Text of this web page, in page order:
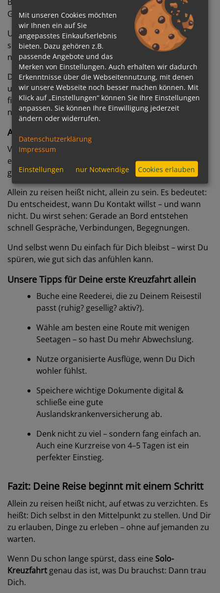
Genießt die Stille.
Und abends? Du gehst essen, siehst eine Show,
schaust Sterne. Oder Du tanzt – mit jemandem, mit
niemandem. Hauptsache: mit Dir.
Diese Art zu reisen verändert etwas in Dir. Du wirst
unabhängiger. Sicherer. Neugieriger. Und vielleicht
findest Du nicht nur neue Orte – sondern auch ein
neues Stück von Dir selbst.
Allein ist nicht gleich einsam
Viele Menschen sorgen sich, sich
einsam zu fühlen. Doch die Erfahrung zeigt: Es ist oft
genau umgekehrt.
Allein zu reisen heißt nicht, allein zu sein. Es bedeutet:
Du entscheidest, wann Du Kontakt willst – und wann
nicht. Du wirst sehen: Gerade an Bord entstehen
schnell Gespräche, Verbindungen, Begegnungen.
Und selbst wenn Du einfach für Dich bleibst – wirst Du
spüren, wie gut sich das anfühlen kann.
Unsere Tipps für Deine erste Kreuzfahrt allein
Buche eine Reederei, die zu Deinem Reisestil
passt (ruhig? gesellig? aktiv?).
Wähle am besten eine Route mit wenigen
Seetagen – so hast Du mehr Abwechslung.
Nutze organisierte Ausflüge, wenn Du Dich
wohler fühlst.
Speichere wichtige Dokumente digital &
schließe eine gute
Auslandskrankenversicherung ab.
Denk nicht zu viel – sondern fang einfach an.
Auch eine Kurzreise von 4–5 Tagen ist ein
perfekter Einstieg.
Fazit: Deine Reise beginnt mit einem Schritt
Allein zu reisen heißt nicht, auf etwas zu verzichten. Es
heißt: Dich selbst in den Mittelpunkt zu stellen. Und Dir
zu erlauben, Dinge zu erleben – ohne auf jemanden zu
warten.
Wenn Du schon lange spürst, dass eine Solo-
Kreuzfahrt genau das ist, was Du brauchst: Dann trau
Dich.
Mit unseren Cookies möchten
wir Ihnen ein auf Sie
angepasstes Einkaufserlebnis
bieten. Dazu gehören z.B.
passende Angebote und das
Merken von Einstellungen. Auch erhalten wir dadurch
Erkenntnisse über die Webseitennutzung, mit denen
wir unsere Webseite noch besser machen können. Mit
Klick auf „Einstellungen“ können Sie Ihre Einstellungen
anpassen. Sie können Ihre Einwilligung jederzeit
ändern oder widerrufen.
Datenschutzerklärung
Impressum
Einstellungen nur Notwendige Cookies erlauben